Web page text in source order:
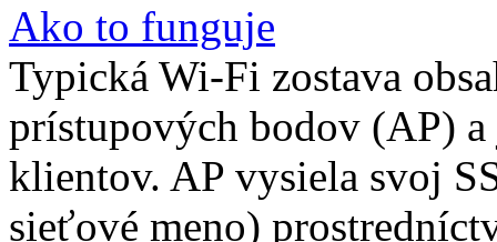
Ako to funguje
Typická Wi-Fi zostava
prístupových bodov (AP)
klientov. AP vysiela svoj
sieťové meno)